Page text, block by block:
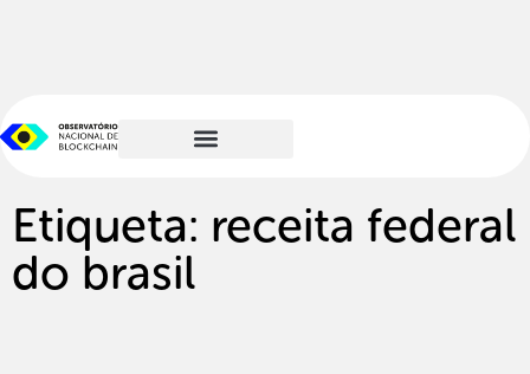
Etiqueta: receita federal
do brasil